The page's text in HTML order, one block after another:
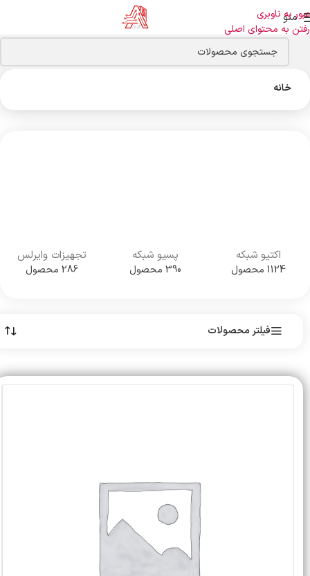
عبور به ناوبری
رفتن به محتوای اصلی
منو
خانه
اکتیو شبکه
1124 محصول
پسیو شبکه
390 محصول
تجهیزات وایرلس
286 محصول
فیلتر محصولات